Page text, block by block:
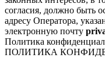
согласия, должно быть
адресу Оператора,
электронную почту
Политика
ПОЛИТИКА